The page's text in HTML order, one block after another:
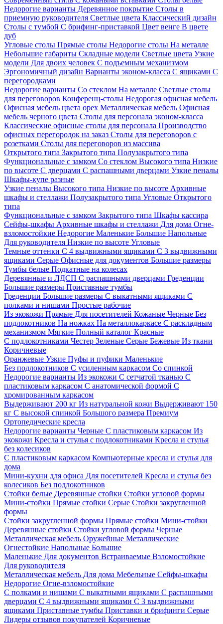
Недорогие варианты Деревянное покрытие Столы в
приемную руководителя Светлые цвета Классический дизайн
Столы с тумбой С брифинг-приставкой Цвет венге В цвете
дуб
Угловые столы Прямые столы Недорогие столы На металле
Небольшие габариты Складные модели Светлые цвета Узкие
модели Для двоих человек С подъемным механизмом
Эргономичный дизайн Варианты эконом-класса С ящиками С
перегородками
Недорогие варианты Со стеклом На металле Светлые столы
для переговоров Конференц-столы Недорогая офисная мебель
Офисная мебель цвета орех Металлическая мебель Офисная
мебель черного цвета Столы для персонала эконом-класса
Классические офисные столы для персонала Производство
офисных перегородок на заказ Столы для переговоров с
розетками Столы для переговоров из массива
Открытого типа Закрытого типа Полузакрытого типа
Функциональные с замком Со стеклом Высокого типа Низкие
по высоте С дверцами С распашными дверцами Узкие пеналы
Шкафы-купе разные
Узкие пеналы Высокого типа Низкие по высоте Архивные
шкафы и стеллажи Полузакрытого типа Угловые Открытого
типа
Функциональные с замком Закрытого типа Шкафы кассира
Сейфы-шкафы Архивные шкафы и стеллажи Для дома Огне-
взломостойкие Недорогие Маленькие Большие Напольные
Для руководителя Низкие по высоте Угловые
Темные оттенки С 4 выдвижными ящиками С 3 выдвижными
ящиками Серые Офисные для документов Большие размеры
Тумбы белые Подкатные на колесах
Деревянные и ЛДСП С распашными дверцами Греденции
Большие размеры Приставные тумбы
Греденции Большие размеры С выкатными ящиками С
полками и нишами Простые рабочие
Из экокожи Прямые Для посетителей Кожаные Черные Без
подлокотников На ножках На металлокаркасе С раскладным
механизмом Мягкие Полный каталог Красные
С подлокотниками Честер Зеленые Серые Бежевые Из ткани
Коричневые
Оранжевые Узкие Пуфы и пуфики Маленькие
Без подлокотников С усиленным каркасом Со спинкой
Недорогие варианты Из экокожи С сетчатой тканью С
пластиковым каркасом С анатомической формой С
хромированным каркасом
Выдерживают 200 кг Из натуральной кожи Выдерживают 150
кг С высокой спинкой Большого размера Премиум
Ортопедические кресла
Недорогие варианты Черные С пластиковым каркасом Из
экокожи Кресла и стулья с подлокотниками Кресла и стулья
без колесиков
С пластиковым каркасом Компьютерные кресла и стулья для
дома
Мини-кухни для офиса Для посетителей Кресла и стулья без
колесиков Без подлокотников
Стойки белые Деревянные стойки Стойки угловой формы
Мини-стойки Прямые стойки Серые Стойки закругленной
формы
Стойки закругленной формы Прямые стойки Мини-стойки
Деревянные стойки Стойки угловой формы Черные
Металлическая мебель Оружейные Металлические
Огнестойкие Напольные Большие
Маленькие Для документов Встраиваемые Взломостойкие
Для руководителя
Металлическая мебель Для дома Мебельные Сейфы-шкафы
Недорогие Огне-взломостойкие
С полками и нишами С выкатными ящиками С распашными
дверцами С 4 выдвижными ящиками С 3 выдвижными
ящиками Приставные тумбы Приставки и брифинги Серые
Лидеры отзывов покупателей Коричневые